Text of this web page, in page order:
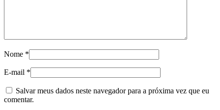
Nome *
E-mail *
Salvar meus dados neste navegador para a próxima vez que eu
comentar.